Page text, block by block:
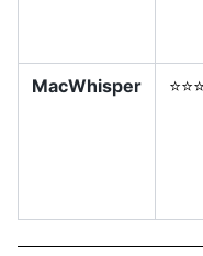
MacWhisper